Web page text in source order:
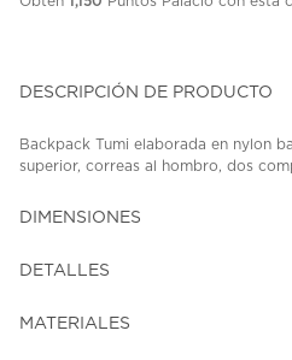
DESCRIPCIÓN DE PRODUCTO
Backpack Tumi elaborada en nylon
superior, correas al hombro, dos
DIMENSIONES
DETALLES
MATERIALES